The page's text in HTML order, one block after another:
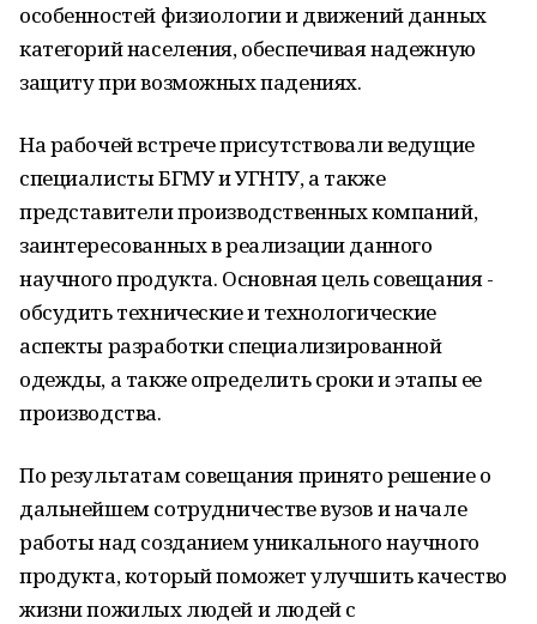
особенностей физиологии и движений данных
категорий населения, обеспечивая надежную
защиту при возможных падениях.
На рабочей встрече присутствовали ведущие
специалисты БГМУ и УГНТУ, а также
представители производственных компаний,
заинтересованных в реализации данного
научного продукта. Основная цель совещания -
обсудить технические и технологические
аспекты разработки специализированной
одежды, а также определить сроки и этапы ее
производства.
По результатам совещания принято решение о
дальнейшем сотрудничестве вузов и начале
работы над созданием уникального научного
продукта, который поможет улучшить качество
жизни пожилых людей и людей с